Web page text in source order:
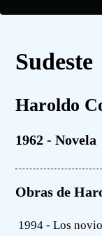
Sudeste
Haroldo
1962 - Novela
Obras de
1994 - Los